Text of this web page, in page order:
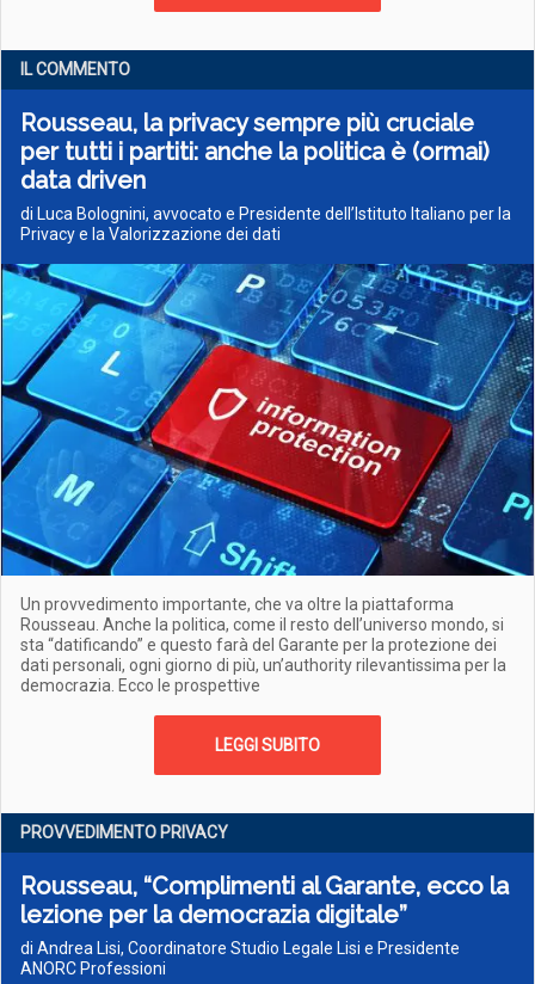
IL COMMENTO
Rousseau, la privacy sempre più cruciale
per tutti i partiti: anche la politica è (ormai)
data driven
di Luca Bolognini, avvocato e Presidente dell’Istituto Italiano per la
Privacy e la Valorizzazione dei dati
Un provvedimento importante, che va oltre la piattaforma
Rousseau. Anche la politica, come il resto dell’universo mondo, si
sta “datificando” e questo farà del Garante per la protezione dei
dati personali, ogni giorno di più, un’authority rilevantissima per la
democrazia. Ecco le prospettive
LEGGI SUBITO
PROVVEDIMENTO PRIVACY
Rousseau, “Complimenti al Garante, ecco la
lezione per la democrazia digitale”
di Andrea Lisi, Coordinatore Studio Legale Lisi e Presidente
ANORC Professioni